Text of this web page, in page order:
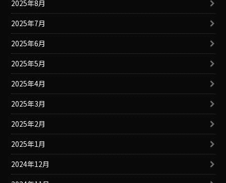
2025年8月
2025年7月
2025年6月
2025年5月
2025年4月
2025年3月
2025年2月
2025年1月
2024年12月